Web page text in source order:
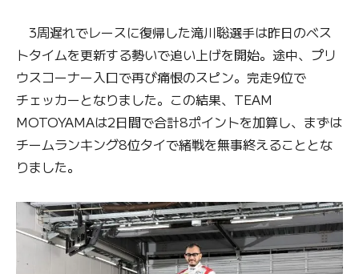
3周遅れでレースに復帰した滝川聡選手は昨日のベス
トタイムを更新する勢いで追い上げを開始。途中、プリ
ウスコーナー入口で再び痛恨のスピン。完走9位で
チェッカーとなりました。この結果、TEAM
MOTOYAMAは2日間で合計8ポイントを加算し、まずは
チームランキング8位タイで緒戦を無事終えることとな
りました。